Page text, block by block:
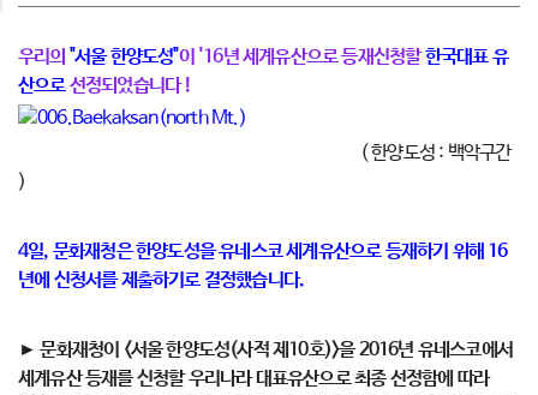
우리의 "서울 한양도성"이 '16년 세계유산으로 등재신청할한국대표 유
산으로선정되었습니다 !
( 한양도성 : 백악구간
)
4일, 문화재청은 한양도성을 유네스코 세계유산으로 등재하기 위해 16
년에 신청서를 제출하기로 결정했습니다.
► 문화재청이 <서울 한양도성(사적 제10호)>을 2016년 유네스코에서
세계유산 등재를 신청할 우리나라 대표유산으로 최종 선정함에 따라